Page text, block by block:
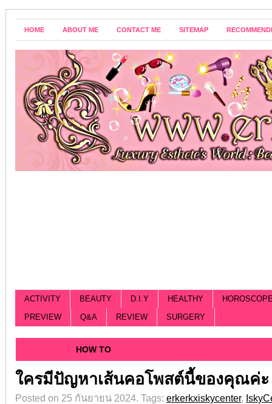
HOME ABOUT ME CONTACT ME SITEMAP
ACTIVITY BEAUTY D.I.Y HEALTHY
PREVIEW
Q&A REVIEW SURGERY
HOW TO
ใครมีปัญหาเส้นคอโพสต์นี้ของคุณค่
Posted on 25 กันยายน 2024. Tags: erkerkxiskycenter,